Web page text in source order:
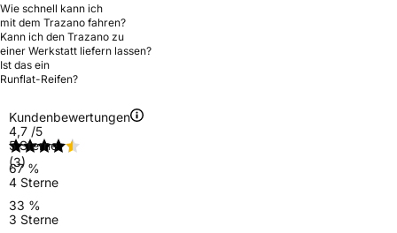
Wie schnell kann ich
mit dem Trazano fahren?
Kann ich den Trazano zu
einer Werkstatt liefern lassen?
Ist das ein
Runflat-Reifen?
Kundenbewertungen
4,7 /5
(3)
5 Sterne
67 %
4 Sterne
33 %
3 Sterne